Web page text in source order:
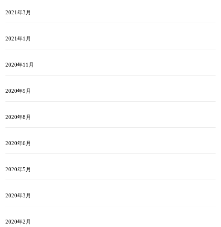
2021年3月
2021年1月
2020年11月
2020年9月
2020年8月
2020年6月
2020年5月
2020年3月
2020年2月